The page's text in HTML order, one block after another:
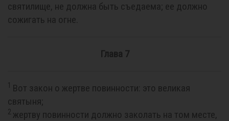
святилище, не должна быть съедаема; ее должно
сожигать на огне.
Глава 7
Вот закон о жертве повинности: это великая
святыня;
2 жертву повинности должно заколать на том месте,